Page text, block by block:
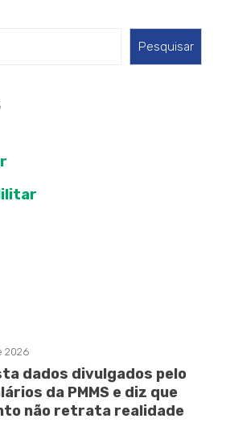
Pesquisar
2026
dados divulgados pelo
da PMMS e diz que
não retrata realidade